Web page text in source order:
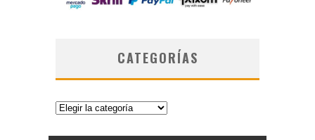
CATEGORÍAS
Categorías